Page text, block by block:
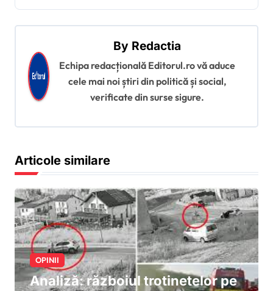
a
r
e
î
n
r
t
i
c
o
l
e
By Redactia
Echipa redacțională Editorul.ro vă aduce
cele mai noi știri din politică și social,
verificate din surse sigure.
Articole similare
OPINII
Analiză: războiul trotinetelor pe